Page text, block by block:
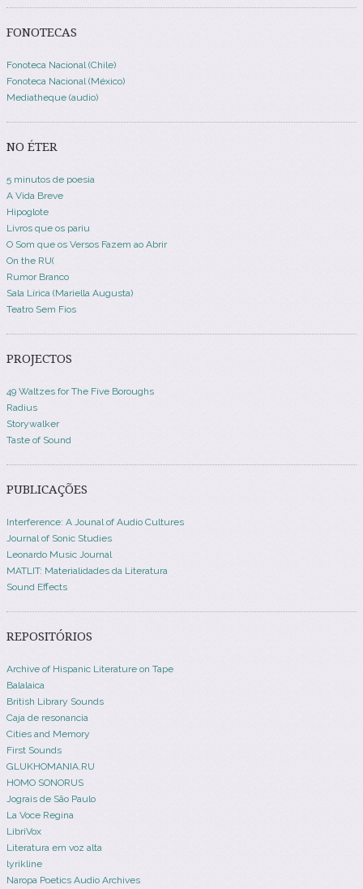
FONOTECAS
Fonoteca Nacional (Chile)
Fonoteca Nacional (México)
Mediatheque (audio)
NO ÉTER
5 minutos de poesia
A Vida Breve
Hipoglote
Livros que os pariu
O Som que os Versos Fazem ao Abrir
On the RU(
Rumor Branco
Sala Lírica (Mariella Augusta)
Teatro Sem Fios
PROJECTOS
49 Waltzes for The Five Boroughs
Radius
Storywalker
Taste of Sound
PUBLICAÇÕES
Interference: A Jounal of Audio Cultures
Journal of Sonic Studies
Leonardo Music Journal
MATLIT: Materialidades da Literatura
Sound Effects
REPOSITÓRIOS
Archive of Hispanic Literature on Tape
Balalaica
British Library Sounds
Caja de resonancia
Cities and Memory
First Sounds
GLUKHOMANIA.RU
HOMO SONORUS
Jograis de São Paulo
La Voce Regina
LibriVox
Literatura em voz alta
lyrikline
Naropa Poetics Audio Archives